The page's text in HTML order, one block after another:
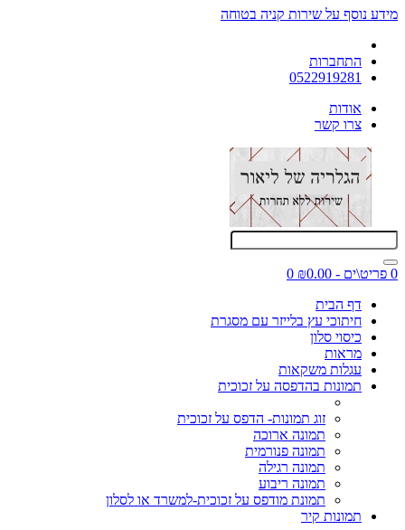
מידע נוסף על שירות קניה בטוחה
התחברות
0522919281
אודות
צרו קשר
0 פריט\ים - ₪0.00
0
דף הבית
חיתוכי עץ בלייזר עם מסגרת
כיסוי סלון
מראות
עגלות משקאות
תמונות בהדפסה על זכוכית
זוג תמונות- הדפס על זכוכית
תמונה ארוכה
תמונה פנורמית
תמונה רגילה
תמונה ריבוע
תמונת מודפס על זכוכית-למשרד או לסלון
תמונות קיר